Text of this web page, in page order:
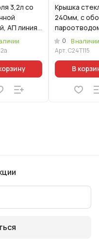
3,2л со
АП линия
Крышка
240мм, с
нерж. стали
золото
0
В наличии
Арт.С24Т115
В